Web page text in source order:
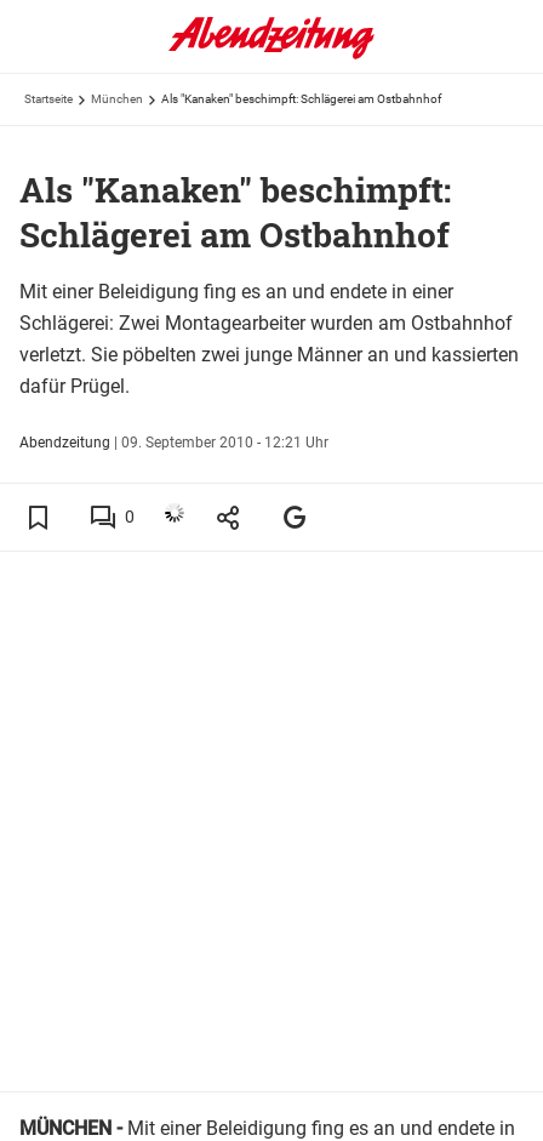
Startseite München Als "Kanaken" beschimpft: Schlägerei am Ostbahnhof
Als "Kanaken" beschimpft:
Schlägerei am Ostbahnhof
Mit einer Beleidigung fing es an und endete in einer
Schlägerei: Zwei Montagearbeiter wurden am Ostbahnhof
verletzt. Sie pöbelten zwei junge Männer an und kassierten
dafür Prügel.
Abendzeitung | 09. September 2010 - 12:21 Uhr
0
MÜNCHEN - Mit einer Beleidigung fing es an und endete in